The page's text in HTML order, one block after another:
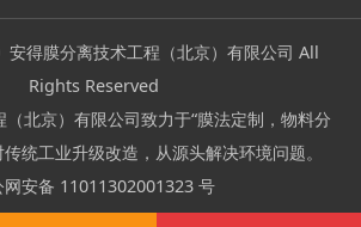
得膜分离技术工程（北京）有限公司 All
Rights Reserved
北京）有限公司致力于“膜法定制，物料分
统工业升级改造，从源头解决环境问题。
网安备 11011302001323 号